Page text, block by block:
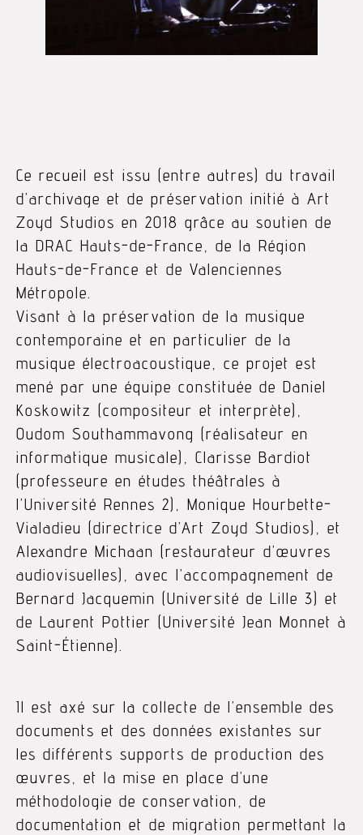
Ce recueil est issu (entre autres) du travail
d’archivage et de préservation initié à Art
Zoyd Studios en 2018 grâce au soutien de
la DRAC Hauts-de-France, de la Région
Hauts-de-France et de Valenciennes
Métropole.
Visant à la préservation de la musique
contemporaine et en particulier de la
musique électroacoustique, ce projet est
mené par une équipe constituée de Daniel
Koskowitz (compositeur et interprète),
Oudom Southammavong (réalisateur en
informatique musicale), Clarisse Bardiot
(professeure en études théâtrales à
l’Université Rennes 2), Monique Hourbette-
Vialadieu (directrice d’Art Zoyd Studios), et
Alexandre Michaan (restaurateur d’œuvres
audiovisuelles), avec l’accompagnement de
Bernard Jacquemin (Université de Lille 3) et
de Laurent Pottier (Université Jean Monnet à
Saint-Étienne).
Il est axé sur la collecte de l’ensemble des
documents et des données existantes sur
les différents supports de production des
œuvres, et la mise en place d’une
méthodologie de conservation, de
documentation et de migration permettant la